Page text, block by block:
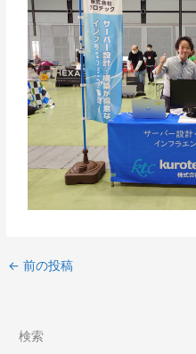
← 前の投稿
検索